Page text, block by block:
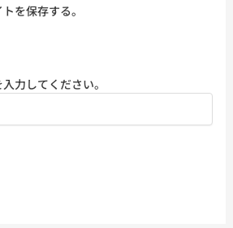
を保存する。
力してください。